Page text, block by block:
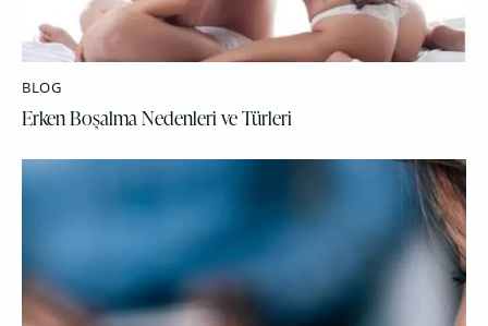
BLOG
Erken Boşalma Nedenleri ve Türleri